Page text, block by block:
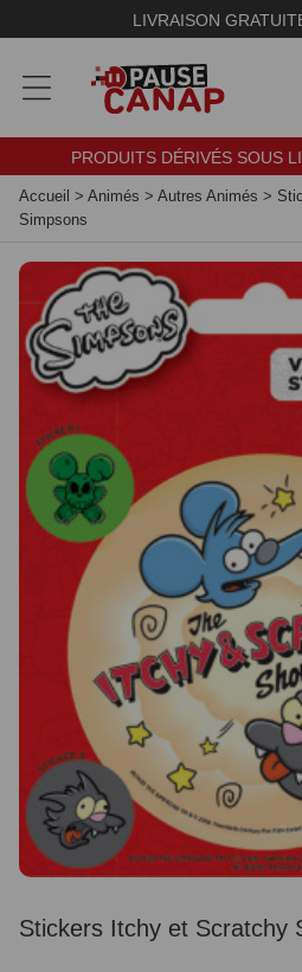
LIVRAISON
PRODUITS DÉRIVÉS SOUS
Accueil > Animés > Autres Animés >
Simpsons
Stickers Itchy et Scratchy
Panneau de gestion des cookies